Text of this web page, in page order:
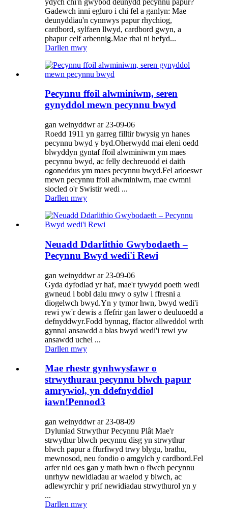
Gadewch inni egluro i chi fel a ganlyn: Mae
deunyddiau'n cynnwys papur rhychiog,
cardbord, sylfaen llwyd, cardbord gwyn, a
phapur celf arbennig.Mae rhai ni hefyd...
Darllen mwy
Pecynnu ffoil alwminiwm, seren
gynyddol mewn pecynnu bwyd
gan weinyddwr ar 23-09-06
Roedd 1911 yn garreg filltir bwysig yn hanes
pecynnu bwyd y byd.Oherwydd mai eleni oedd
blwyddyn gyntaf ffoil alwminiwm ym maes
pecynnu bwyd, ac felly dechreuodd ei daith
ogoneddus ym maes pecynnu bwyd.Fel arloeswr
mewn pecynnu ffoil alwminiwm, mae cwmni
siocled o'r Swistir wedi ...
Darllen mwy
Neuadd Ddarlithio Gwybodaeth –
Pecynnu Bwyd wedi'i Rewi
gan weinyddwr ar 23-09-06
Gyda dyfodiad yr haf, mae'r tywydd poeth wedi
gwneud i bobl dalu mwy o sylw i ffresni a
diogelwch bwyd.Yn y tymor hwn, bwyd wedi'i
rewi yw'r dewis a ffefrir gan lawer o deuluoedd a
defnyddwyr.Fodd bynnag, ffactor allweddol wrth
gynnal ansawdd a blas bwyd wedi'i rewi yw
ansawdd uchel ...
Darllen mwy
Mae rhestr gynhwysfawr o
strwythurau pecynnu blwch papur
amrywiol, yn ddefnyddiol
iawn!Pennod3
gan weinyddwr ar 23-08-09
Dyluniad Strwythur Pecynnu Plât Mae'r
strwythur blwch pecynnu disg yn strwythur
blwch papur a ffurfiwyd trwy blygu, brathu,
mewnosod, neu fondio o amgylch y cardbord.Fel
arfer nid oes gan y math hwn o flwch pecynnu
unrhyw newidiadau ar waelod y blwch, ac
adlewyrchir y prif newidiadau strwythurol yn y
...
Darllen mwy